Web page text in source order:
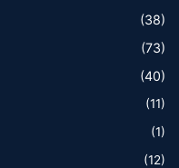
(38)
(73)
(40)
(11)
(1)
(12)